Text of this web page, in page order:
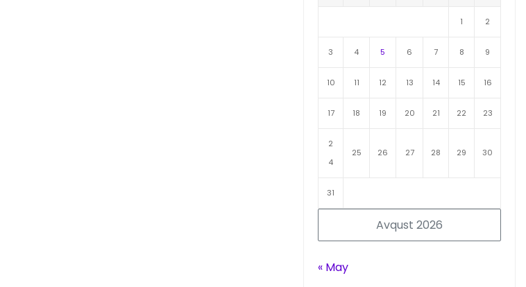
Avqust 2026
1 2
3 4 5 6 7 8 9
10 11 12 13 14 15 16
17 18 19 20 21 22 23
2
4
25 26 27 28 29 30
31
« May